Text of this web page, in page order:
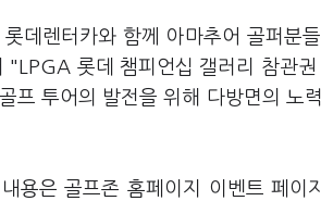
데렌터카와 함께 아마추어 골퍼분
롯데 챔피언십 갤러리 참관
프 투어의 발전을 위해 다방면의 노
용은 골프존 홈페이지 이벤트 페이